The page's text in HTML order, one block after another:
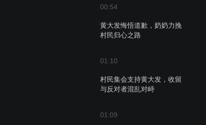
00:54
黄大发悔悟道歉，奶奶力挽
村民归心之路
01:10
村民集会支持黄大发，收留
与反对者混乱对峙
01:09